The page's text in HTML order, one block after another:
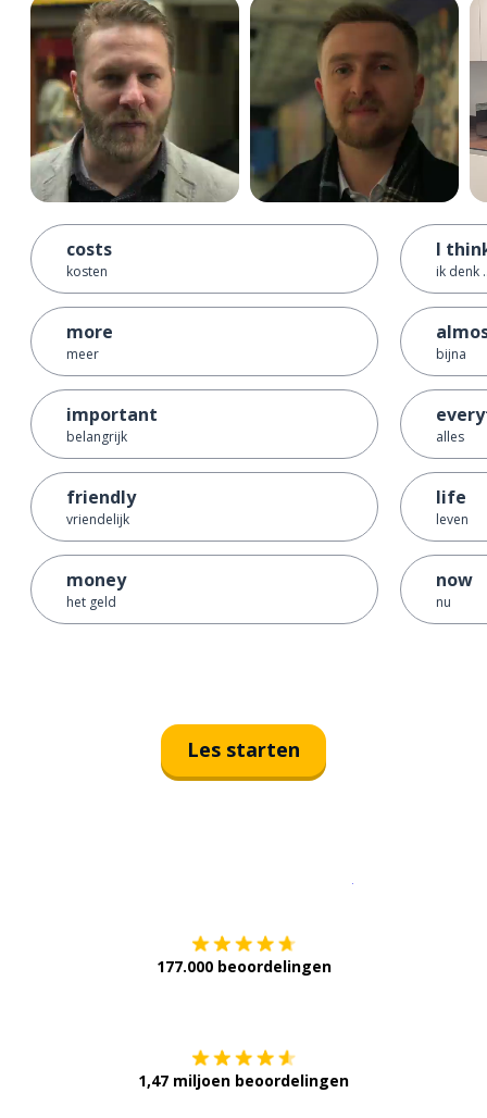
costs
kosten
more
meer
important
belangrijk
friendly
vriendelijk
money
het geld
I
ik denk
bijna
alles
life
leven
now
nu
Les starten
177.000 beoordelingen
1,47 miljoen beoordelingen